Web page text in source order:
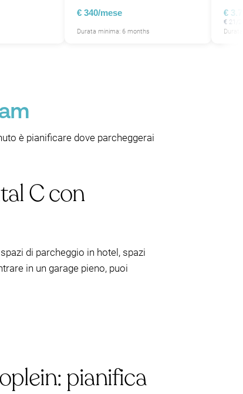
€ 340/mese
Durata minima: 6 months
€
€ 21/
è pianificare dove parcheggerai
C con
di parcheggio in hotel, spazi
in un garage pieno, puoi
pianifica